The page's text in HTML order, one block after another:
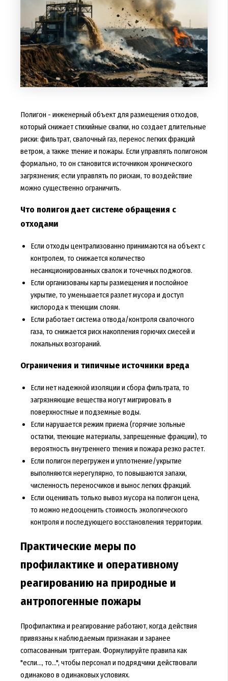
Полигон - инженерный объект для размещения отходов,
который снижает стихийные свалки, но создает длительные
риски: фильтрат, свалочный газ, перенос легких фракций
ветром, а также тление и пожары. Если управлять полигоном
формально, то он становится источником хронического
загрязнения; если управлять по рискам, то воздействие
можно существенно ограничить.
Что полигон дает системе обращения с
отходами
Если отходы централизованно принимаются на объект с
контролем, то снижается количество
несанкционированных свалок и точечных поджогов.
Если организованы карты размещения и послойное
укрытие, то уменьшается разлет мусора и доступ
кислорода к тлеющим слоям.
Если работает система отвода/контроля свалочного
газа, то снижается риск накопления горючих смесей и
локальных возгораний.
Ограничения и типичные источники вреда
Если нет надежной изоляции и сбора фильтрата, то
загрязняющие вещества могут мигрировать в
поверхностные и подземные воды.
Если нарушается режим приема (горячие зольные
остатки, тлеющие материалы, запрещенные фракции), то
вероятность внутреннего тления и пожара резко растет.
Если полигон перегружен и уплотнение/укрытие
выполняются нерегулярно, то повышаются запахи,
численность переносчиков и вынос легких фракций.
Если оценивать только вывоз мусора на полигон цена,
то можно недооценить стоимость экологического
контроля и последующего восстановления территории.
Практические меры по
профилактике и оперативному
реагированию на природные и
антропогенные пожары
Профилактика и реагирование работают, когда действия
привязаны к наблюдаемым признакам и заранее
согласованным триггерам. Формулируйте правила как
"если..., то...", чтобы персонал и подрядчики действовали
одинаково в одинаковых условиях.